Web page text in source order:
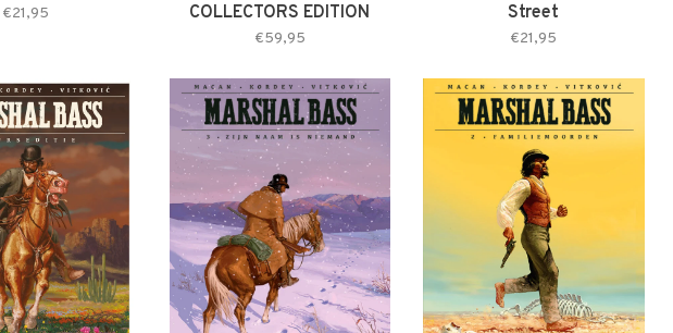
€21,95
COLLECTORS EDITION
€59,95
Street
€21,95